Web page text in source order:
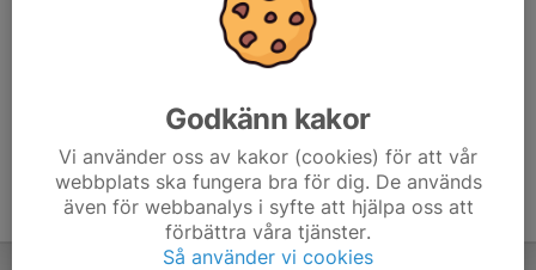
Godkänn kakor
Vi använder oss av kakor (cookies) för att vår
webbplats ska fungera bra för dig. De används
även för webbanalys i syfte att hjälpa oss att
förbättra våra tjänster.
Så använder vi cookies